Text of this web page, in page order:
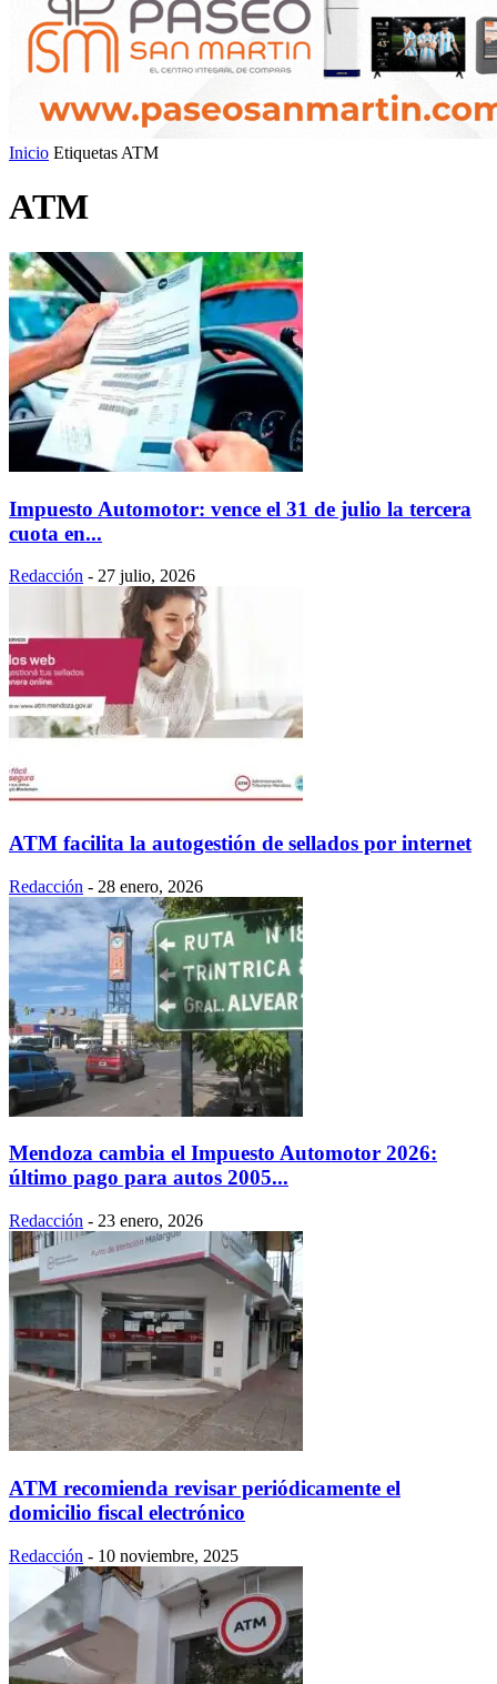
Inicio Etiquetas ATM
ATM
Impuesto Automotor: vence el 31 de julio la tercera
cuota en...
Redacción - 27 julio, 2026
ATM facilita la autogestión de sellados por internet
Redacción - 28 enero, 2026
Mendoza cambia el Impuesto Automotor 2026:
último pago para autos 2005...
Redacción - 23 enero, 2026
ATM recomienda revisar periódicamente el
domicilio fiscal electrónico
Redacción - 10 noviembre, 2025